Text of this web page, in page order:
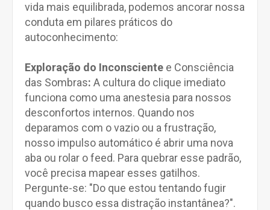
vida mais equilibrada, podemos ancorar nossa
conduta em pilares práticos do
autoconhecimento:
Exploração do Inconsciente e Consciência
das Sombras: A cultura do clique imediato
funciona como uma anestesia para nossos
desconfortos internos. Quando nos
deparamos com o vazio ou a frustração,
nosso impulso automático é abrir uma nova
aba ou rolar o feed. Para quebrar esse padrão,
você precisa mapear esses gatilhos.
Pergunte-se: "Do que estou tentando fugir
quando busco essa distração instantânea?".